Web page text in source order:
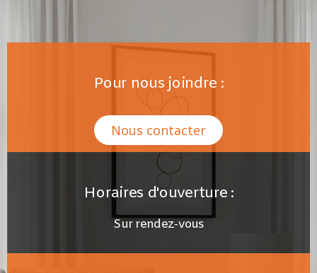
Pour nous joindre :
Nous contacter
Horaires d'ouverture :
Sur rendez-vous